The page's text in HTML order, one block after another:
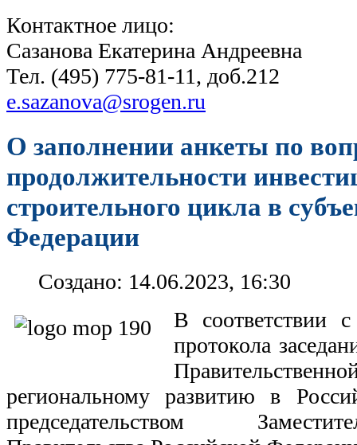
Контактное лицо:
Сазанова Екатерина Андреевна
Тел. (495) 775-81-11, доб.212
e.sazanova@srogen.ru
О заполнении анкеты по
продолжительности
строительного цикла в
Федерации
Создано: 14.06.2023, 16:30
В соответствии
протокола
региональному развитию в
председательством